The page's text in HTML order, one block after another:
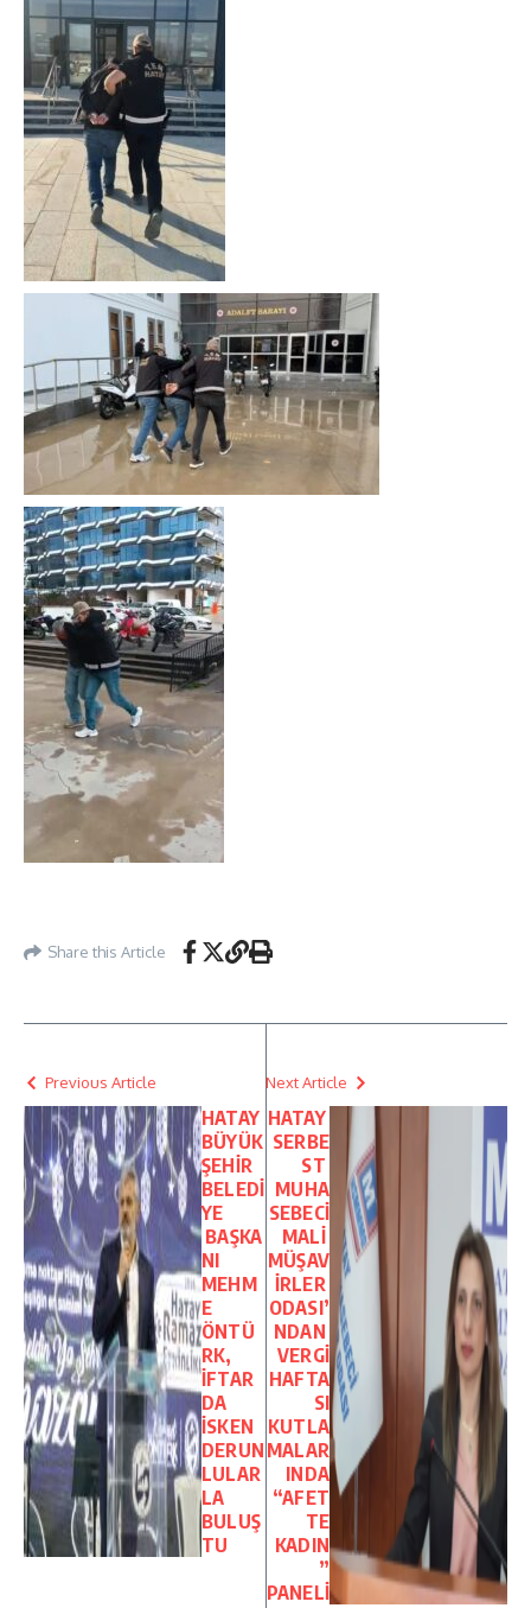
Share this Article
Previous Article
HATAY
BÜYÜK
ŞEHİR
BELEDİ
YE
BAŞKA
NI
MEHM
E
ÖNTÜ
RK,
İFTAR
DA
İSKEN
DERUN
LULAR
LA
BULUŞ
TU
Next Article
HATAY
SERBE
ST
MUHA
SEBECİ
MALİ
MÜŞAV
İRLER
ODASI’
NDAN
VERGİ
HAFTA
SI
KUTLA
MALAR
INDA
“AFET
TE
KADIN
”
PANELİ